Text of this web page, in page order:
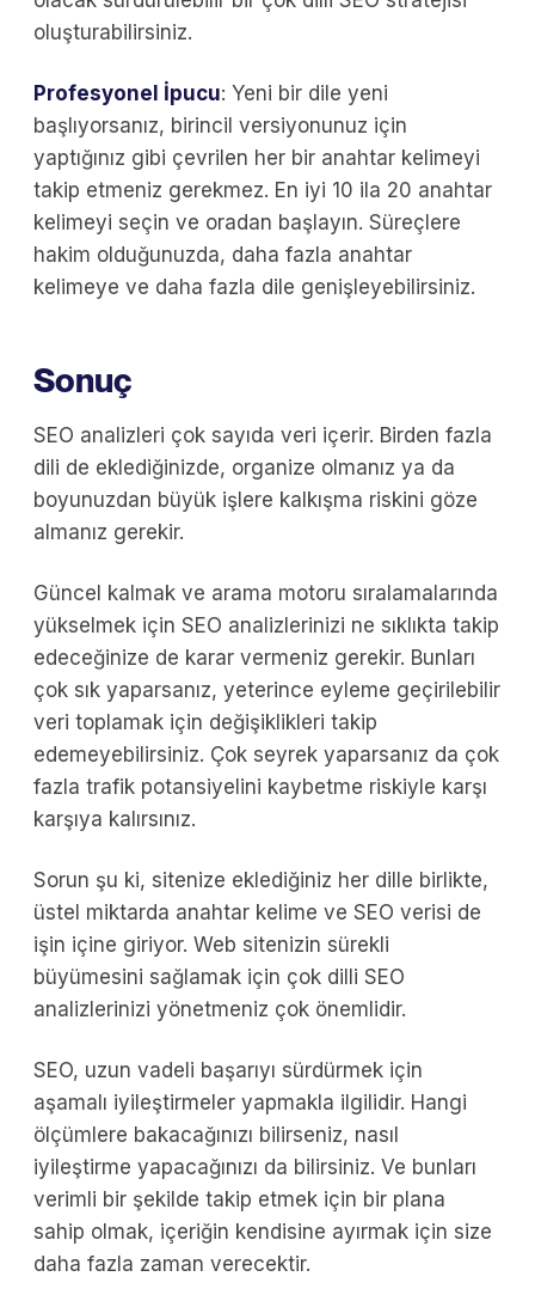
oluşturabilirsiniz.
Profesyonel İpucu: Yeni bir dile yeni
başlıyorsanız, birincil versiyonunuz için
yaptığınız gibi çevrilen her bir anahtar kelimeyi
takip etmeniz gerekmez. En iyi 10 ila 20 anahtar
kelimeyi seçin ve oradan başlayın. Süreçlere
hakim olduğunuzda, daha fazla anahtar
kelimeye ve daha fazla dile genişleyebilirsiniz.
Sonuç
SEO analizleri çok sayıda veri içerir. Birden fazla
dili de eklediğinizde, organize olmanız ya da
boyunuzdan büyük işlere kalkışma riskini göze
almanız gerekir.
Güncel kalmak ve arama motoru sıralamalarında
yükselmek için SEO analizlerinizi ne sıklıkta takip
edeceğinize de karar vermeniz gerekir. Bunları
çok sık yaparsanız, yeterince eyleme geçirilebilir
veri toplamak için değişiklikleri takip
edemeyebilirsiniz. Çok seyrek yaparsanız da çok
fazla trafik potansiyelini kaybetme riskiyle karşı
karşıya kalırsınız.
Sorun şu ki, sitenize eklediğiniz her dille birlikte,
üstel miktarda anahtar kelime ve SEO verisi de
işin içine giriyor. Web sitenizin sürekli
büyümesini sağlamak için çok dilli SEO
analizlerinizi yönetmeniz çok önemlidir.
SEO, uzun vadeli başarıyı sürdürmek için
aşamalı iyileştirmeler yapmakla ilgilidir. Hangi
ölçümlere bakacağınızı bilirseniz, nasıl
iyileştirme yapacağınızı da bilirsiniz. Ve bunları
verimli bir şekilde takip etmek için bir plana
sahip olmak, içeriğin kendisine ayırmak için size
daha fazla zaman verecektir.